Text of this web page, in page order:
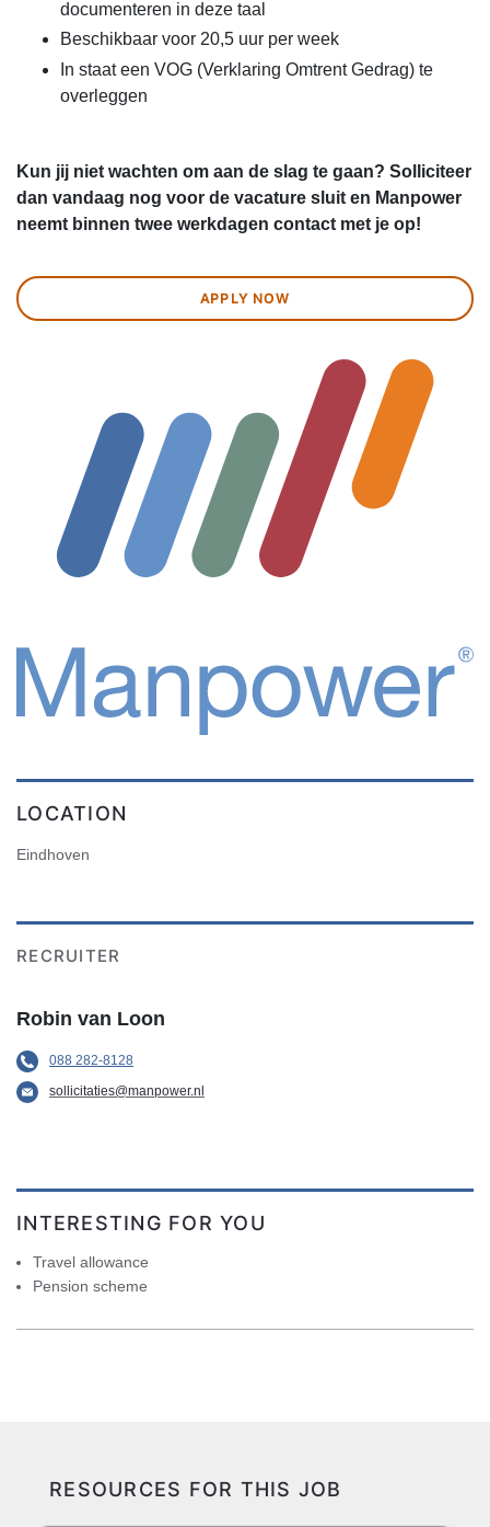
documenteren in deze taal
Beschikbaar voor 20,5 uur per week
In staat een VOG (Verklaring Omtrent Gedrag) te
overleggen
Kun jij niet wachten om aan de slag te gaan? Solliciteer
dan vandaag nog voor de vacature sluit en Manpower
neemt binnen twee werkdagen contact met je op!
APPLY NOW
LOCATION
Eindhoven
RECRUITER
Robin van Loon
088 282-8128
sollicitaties@manpower.nl
INTERESTING FOR YOU
Travel allowance
Pension scheme
RESOURCES FOR THIS JOB